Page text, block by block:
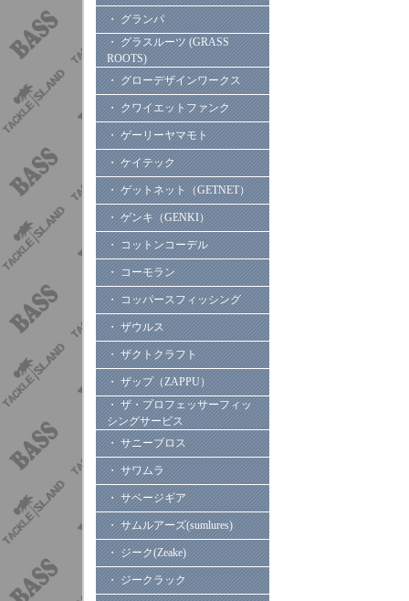
・ グランパ
・ グラスルーツ (GRASS
ROOTS)
・ グローデザインワークス
・ クワイエットファンク
・ ゲーリーヤマモト
・ ケイテック
・ ゲットネット（GETNET）
・ ゲンキ（GENKI）
・ コットンコーデル
・ コーモラン
・ コッパースフィッシング
・ ザウルス
・ ザクトクラフト
・ ザップ（ZAPPU）
・ ザ・プロフェッサーフィッ
シングサービス
・ サニーブロス
・ サワムラ
・ サベージギア
・ サムルアーズ(sumlures)
・ ジーク(Zeake)
・ ジークラック